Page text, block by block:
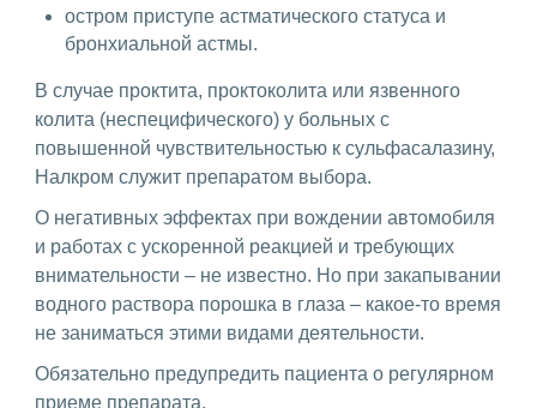
остром приступе астматического статуса и
бронхиальной астмы.
В случае проктита, проктоколита или язвенного
колита (неспецифического) у больных с
повышенной чувствительностью к сульфасалазину,
Налкром служит препаратом выбора.
О негативных эффектах при вождении автомобиля
и работах с ускоренной реакцией и требующих
внимательности – не известно. Но при закапывании
водного раствора порошка в глаза – какое-то время
не заниматься этими видами деятельности.
Обязательно предупредить пациента о регулярном
приеме препарата.